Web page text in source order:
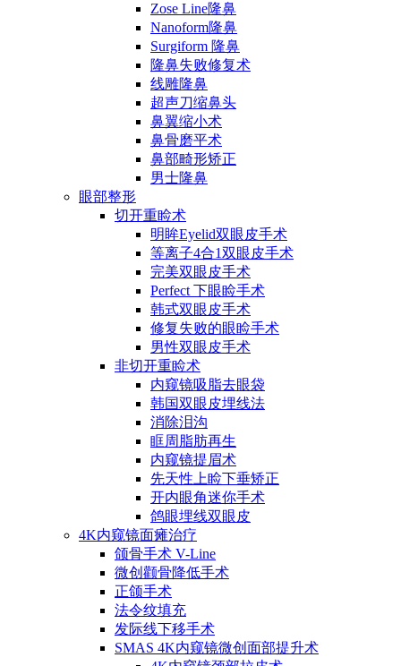
Zose Line隆鼻
Nanoform隆鼻
Surgiform 隆鼻
隆鼻失败修复术
线雕隆鼻
超声刀缩鼻头
鼻翼缩小术
鼻骨磨平术
鼻部畸形矫正
男士隆鼻
眼部整形
切开重睑术
明眸Eyelid双眼皮手术
等离子4合1双眼皮手术
完美双眼皮手术
Perfect 下眼睑手术
韩式双眼皮手术
修复失败的眼睑手术
男性双眼皮手术
非切开重睑术
内窥镜吸脂去眼袋
韩国双眼皮埋线法
消除泪沟
眶周脂肪再生
内窥镜提眉术
先天性上睑下垂矫正
开内眼角迷你手术
鸽眼埋线双眼皮
4K内窥镜面瘫治疗
颌骨手术 V-Line
微创颧骨降低手术
正颌手术
法令纹填充
发际线下移手术
SMAS 4K内窥镜微创面部提升术